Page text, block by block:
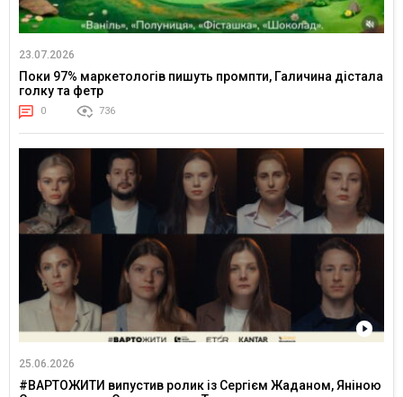
23.07.2026
Поки 97% маркетологів пишуть промпти, Галичина дістала
голку та фетр
0 736
25.06.2026
#ВАРТОЖИТИ випустив ролик із Сергієм Жаданом, Яніною